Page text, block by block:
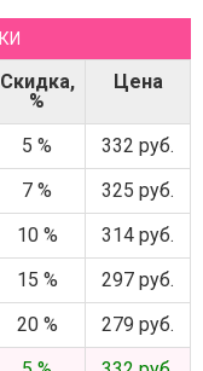
Скидка,
%
Цена
5 %
332 руб.
7 %
325 руб.
10 %
314 руб.
15 %
297 руб.
20 %
279 руб.